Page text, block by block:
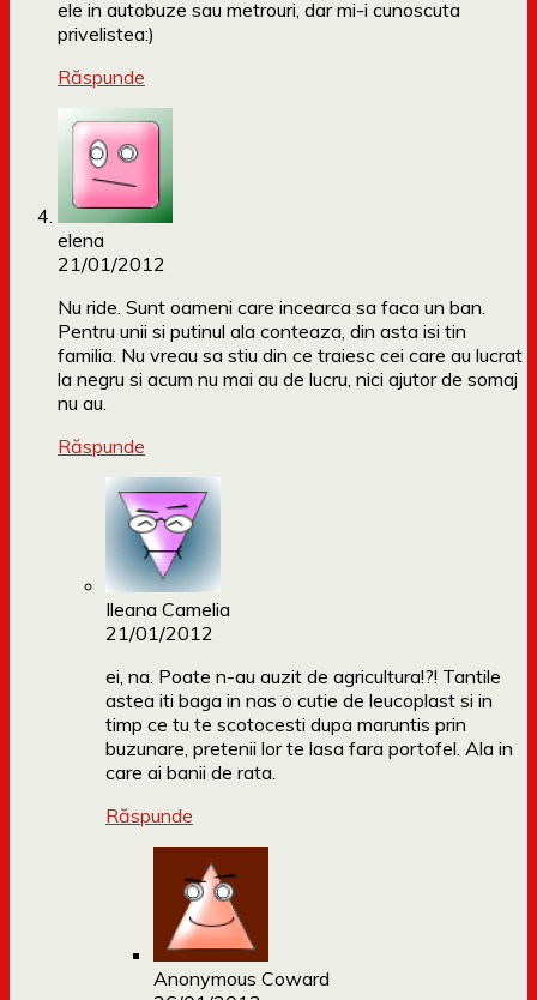
ele in autobuze sau metrouri, dar mi-i cunoscuta
privelistea:)
Răspunde
elena
21/01/2012
Nu ride. Sunt oameni care incearca sa faca un ban.
Pentru unii si putinul ala conteaza, din asta isi tin
familia. Nu vreau sa stiu din ce traiesc cei care au lucrat
la negru si acum nu mai au de lucru, nici ajutor de somaj
nu au.
Răspunde
Ileana Camelia
21/01/2012
ei, na. Poate n-au auzit de agricultura!?! Tantile
astea iti baga in nas o cutie de leucoplast si in
timp ce tu te scotocesti dupa maruntis prin
buzunare, pretenii lor te lasa fara portofel. Ala in
care ai banii de rata.
Răspunde
Anonymous Coward